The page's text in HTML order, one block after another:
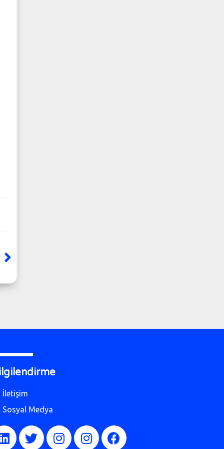
İletişim
Sosyal Medya